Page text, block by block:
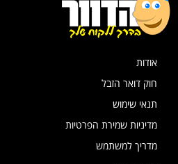
אודות
חוק דואר הזבל
תנאי שימוש
מדיניות שמירת הפרטיות
מדריך למשתמש